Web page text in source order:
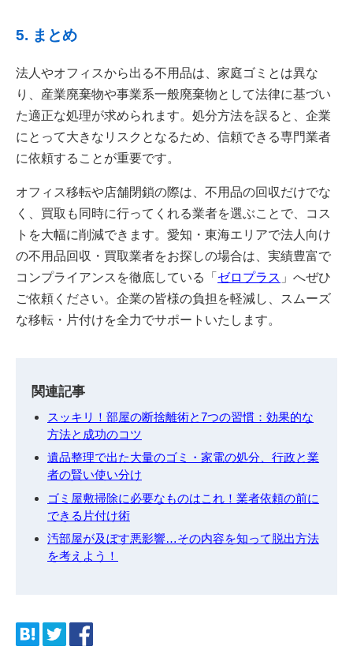
5. まとめ
法人やオフィスから出る不用品は、家庭ゴミとは異な
り、産業廃棄物や事業系一般廃棄物として法律に基づい
た適正な処理が求められます。処分方法を誤ると、企業
にとって大きなリスクとなるため、信頼できる専門業者
に依頼することが重要です。
オフィス移転や店舗閉鎖の際は、不用品の回収だけでな
く、買取も同時に行ってくれる業者を選ぶことで、コス
トを大幅に削減できます。愛知・東海エリアで法人向け
の不用品回収・買取業者をお探しの場合は、実績豊富で
コンプライアンスを徹底している「 ゼロプラス 」へぜひ
ご依頼ください。企業の皆様の負担を軽減し、スムーズ
な移転・片付けを全力でサポートいたします。
関連記事
スッキリ！部屋の断捨離術と7つの習慣：効果的な
方法と成功のコツ
遺品整理で出た大量のゴミ・家電の処分、行政と業
者の賢い使い分け
ゴミ屋敷掃除に必要なものはこれ！業者依頼の前に
できる片付け術
汚部屋が及ぼす悪影響…その内容を知って脱出方法
を考えよう！